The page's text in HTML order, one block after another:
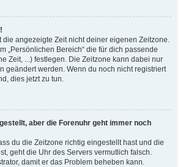
die angezeigte Zeit nicht deiner eigenen Zeitzone.
„Persönlichen Bereich“ die für dich passende
Zeit, ...) festlegen. Die Zeitzone kann dabei nur
geändert werden. Wenn du noch nicht registriert
dies jetzt zu tun.
aber die Forenuhr geht immer noch
du die Zeitzone richtig eingestellt hast und die
geht die Uhr des Servers vermutlich falsch.
damit er das Problem beheben kann.